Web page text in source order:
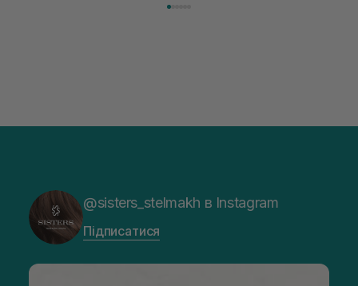
@sisters_stelmakh в Instagram
Підписатися